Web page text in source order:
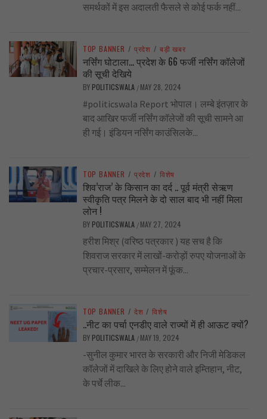
समर्थकों में इस अदालती फैसले से कोई फर्क नहीं...
TOP BANNER / प्रदेश / बड़ी खबर
नर्सिंग घोटाला… प्रदेश के 66 फर्जी नर्सिंग कॉलेजों
की सूची देखिये
BY POLITICSWALA / MAY 28, 2024
#politicswala Report भोपाल। लम्बे इंतज़ार के
बाद आखिर फर्जी नर्सिंग कॉलेजों की सूची सामने आ
ही गई। इंडियन नर्सिंग काउंसिलके...
TOP BANNER / प्रदेश / विशेष
शिव’राज’ के किसान का दर्द .. पूर्व मंत्री सेऋण
स्वीकृति पत्र मिलने के दो साल बाद भी नहीं मिला
लोन !
BY POLITICSWALA / MAY 27, 2024
हरीश मिश्र (वरिष्ठ पत्रकार ) यह सच है कि
शिवराज सरकार में लाखों-करोड़ों रुपए योजनाओं के
प्रचार-प्रसार, सम्मेलन में फूंक...
TOP BANNER / देश / विशेष
..नीट का पर्चा एनडीए वाले राज्यों में ही आऊट क्यों?
BY POLITICSWALA / MAY 19, 2024
-सुनील कुमार भारत के सरकारी और निजी मेडिकल
कॉलेजों में दाखिले के लिए होने वाले इम्तिहान, नीट,
के पर्चे लीक...